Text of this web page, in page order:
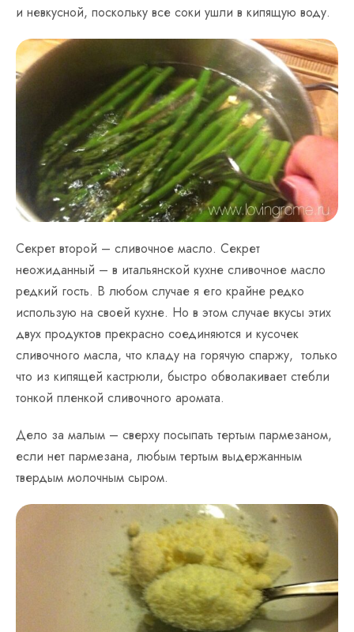
и невкусной, поскольку все соки ушли в кипящую воду.
Секрет второй – сливочное масло. Секрет
неожиданный – в итальянской кухне сливочное масло
редкий гость. В любом случае я его крайне редко
использую на своей кухне. Но в этом случае вкусы этих
двух продуктов прекрасно соединяются и кусочек
сливочного масла, что кладу на горячую спаржу, только
что из кипящей кастрюли, быстро обволакивает стебли
тонкой пленкой сливочного аромата.
Дело за малым – сверху посыпать тертым пармезаном,
если нет пармезана, любым тертым выдержанным
твердым молочным сыром.